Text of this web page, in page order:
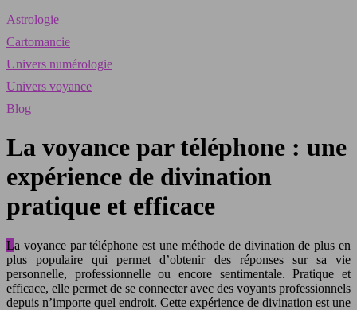
Astrologie
Cartomancie
Univers numérologie
Univers voyance
Blog
La voyance par téléphone : une
expérience de divination
pratique et efficace
La voyance par téléphone est une méthode de divination de plus en
plus populaire qui permet d’obtenir des réponses sur sa vie
personnelle, professionnelle ou encore sentimentale. Pratique et
efficace, elle permet de se connecter avec des voyants professionnels
depuis n’importe quel endroit. Cette expérience de divination est une